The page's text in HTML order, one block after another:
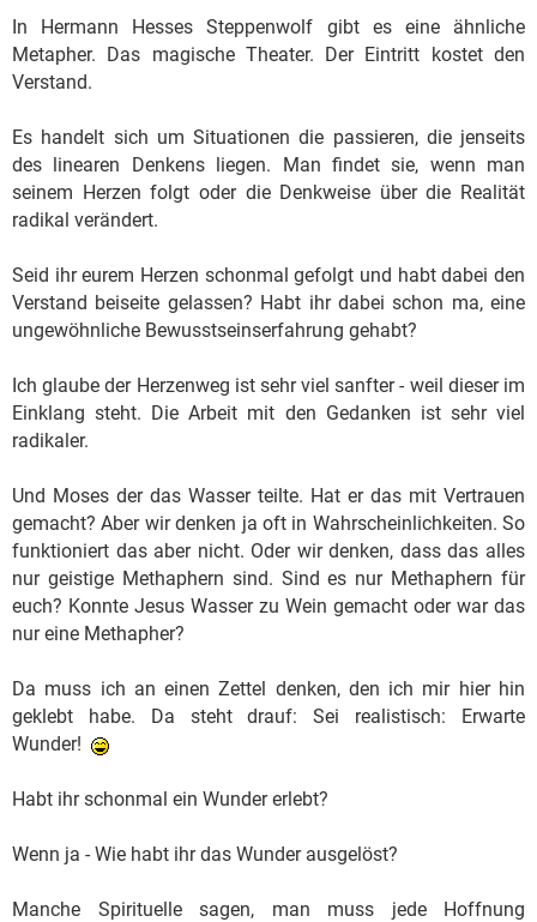
In Hermann Hesses Steppenwolf gibt es eine ähnliche
Metapher. Das magische Theater. Der Eintritt kostet den
Verstand.
Es handelt sich um Situationen die passieren, die jenseits
des linearen Denkens liegen. Man findet sie, wenn man
seinem Herzen folgt oder die Denkweise über die Realität
radikal verändert.
Seid ihr eurem Herzen schonmal gefolgt und habt dabei den
Verstand beiseite gelassen? Habt ihr dabei schon ma, eine
ungewöhnliche Bewusstseinserfahrung gehabt?
Ich glaube der Herzenweg ist sehr viel sanfter - weil dieser im
Einklang steht. Die Arbeit mit den Gedanken ist sehr viel
radikaler.
Und Moses der das Wasser teilte. Hat er das mit Vertrauen
gemacht? Aber wir denken ja oft in Wahrscheinlichkeiten. So
funktioniert das aber nicht. Oder wir denken, dass das alles
nur geistige Methaphern sind. Sind es nur Methaphern für
euch? Konnte Jesus Wasser zu Wein gemacht oder war das
nur eine Methapher?
Da muss ich an einen Zettel denken, den ich mir hier hin
geklebt habe. Da steht drauf: Sei realistisch: Erwarte
Wunder!
Habt ihr schonmal ein Wunder erlebt?
Wenn ja - Wie habt ihr das Wunder ausgelöst?
Manche Spirituelle sagen, man muss jede Hoffnung